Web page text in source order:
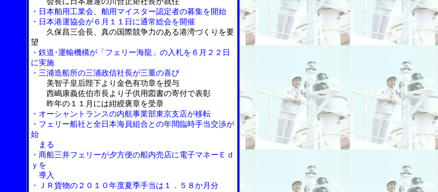
・日本舶用工業会、舶用マイスター認定者の募集を開始
・日本港運協会が６月１１日に通常総会を開催
久保昌三会長、真の国際競争力のある港湾づくりを要
望
・鉄道･運輸機構が「フェリー海龍」の入札を６月２２日
に実施
・三浦造船所の三浦政信社長が三重の喜び
美智子皇后陛下より金色有功章を授与
西嶋康義佐伯市長より子供用図書の寄付で表彰
昨年の１１月には紺綬褒章を受章
・オーシャントランスの内航事業部東京支店が移転
・フェリー船社と全日本海員組合との年間臨時手当交渉が
始
まる
・商船三井フェリーが夕方便の船内売店に電子マネーＥｄ
ｙを
導入
・ＪＲ貨物の２０１０年度夏季手当は１．５８か月分